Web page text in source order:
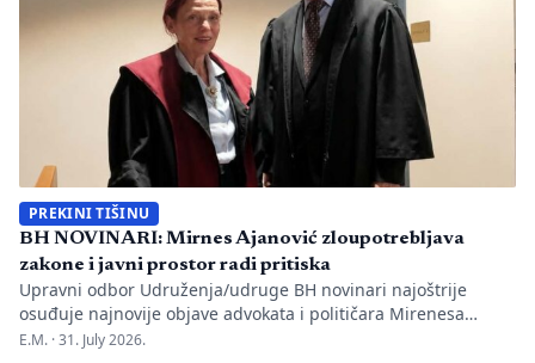
PREKINI TIŠINU
BH NOVINARI: Mirnes Ajanović zloupotrebljava
zakone i javni prostor radi pritiska
Upravni odbor Udruženja/udruge BH novinari najoštrije
osuđuje najnovije objave advokata i političara Mirenesa
Ajanovića i kontinuiranu kampanju javnog targetiranja,
E.M. ·31. July 2026.